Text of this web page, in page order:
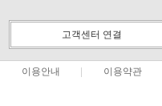
고객센터 연결
이용안내 이용약관